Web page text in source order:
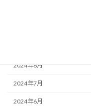
2024年8月
2024年7月
2024年6月